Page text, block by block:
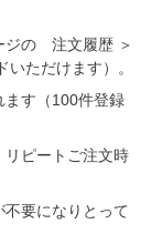
ジの 注文履歴 ＞
ただけます）。
ます（100件登録
リピートご注文時
要になりとって